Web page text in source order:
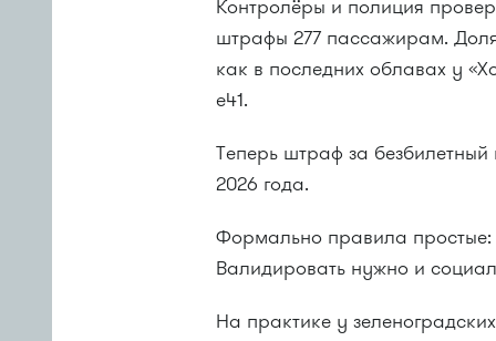
Контролёры и полиция
штрафы 277 пассажирам.
как в последних облавах у
e41.
Теперь штраф за
2026 года.
Формально правила простые:
Валидировать нужно и
На практике у